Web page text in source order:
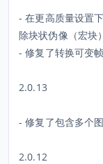
- 在更高质量设置
除块状伪像（宏块）
- 修复了转换可变
2.0.13
- 修复了包含多个
2.0.12